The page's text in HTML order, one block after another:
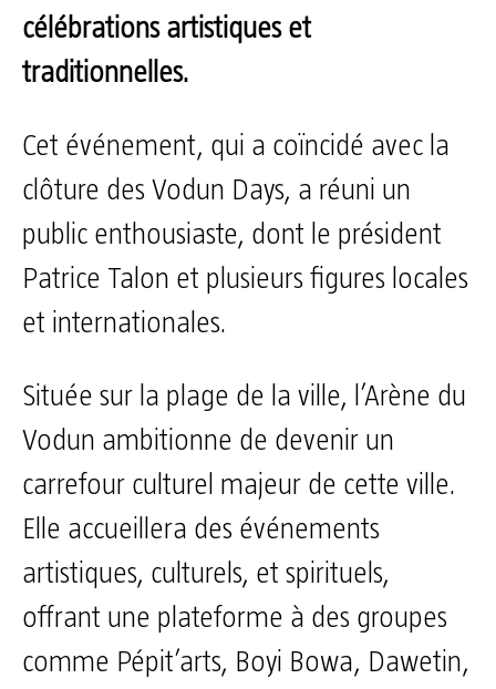
célébrations artistiques et
traditionnelles.
Cet événement, qui a coïncidé avec la
clôture des Vodun Days, a réuni un
public enthousiaste, dont le président
Patrice Talon et plusieurs figures locales
et internationales.
Située sur la plage de la ville, l’Arène du
Vodun ambitionne de devenir un
carrefour culturel majeur de cette ville.
Elle accueillera des événements
artistiques, culturels, et spirituels,
offrant une plateforme à des groupes
comme Pépit’arts, Boyi Bowa, Dawetin,